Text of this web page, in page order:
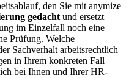
den Sie mit anymize
gedacht und ersetzt
im Einzelfall noch eine
Prüfung. Welche
Sachverhalt arbeitsrechtlich
in Ihrem konkreten Fall
bei Ihnen und Ihrer HR-